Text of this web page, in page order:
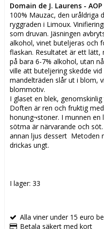
Domain de J. Laurens -
100% Mauzac, den uråldriga
ryggraden i Limoux.
som druvan. Jäsningen
alkohol, vinet buteljeras och
flaskan. Resultatet är ett lätt,
på bara 6-7% alkohol, utan
ville att buteljering skedde
mandelträden slår ut i blom,
blommotiv.
I glaset en blek,
Doften är ren och fruktig
honung¬stoner. I munnen
sötma är närvarande och
annan ljus dessert Metoden
drickas ungt.
I lager: 33
Alla viner under 15 euro
Betala säkert med kort